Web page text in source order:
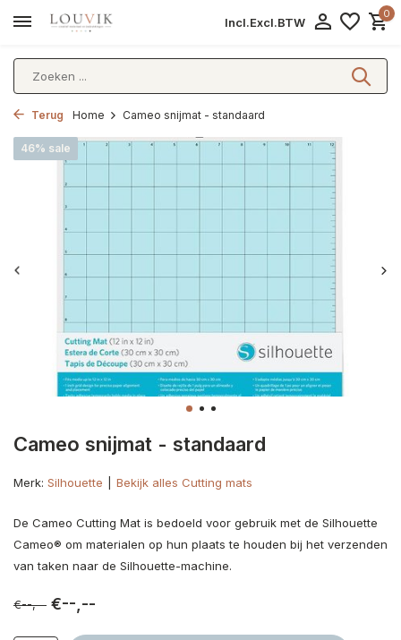
Incl.Excl.BTW
0
Terug Home Cameo snijmat - standaard
Cameo snijmat - standaard
46% sale
Merk: Silhouette Bekijk alles Cutting mats
De Cameo Cutting Mat is bedoeld voor gebruik met de Silhouette
Cameo® om materialen op hun plaats te houden bij het verzenden
van taken naar de Silhouette-machine.
€--,-- €--,--